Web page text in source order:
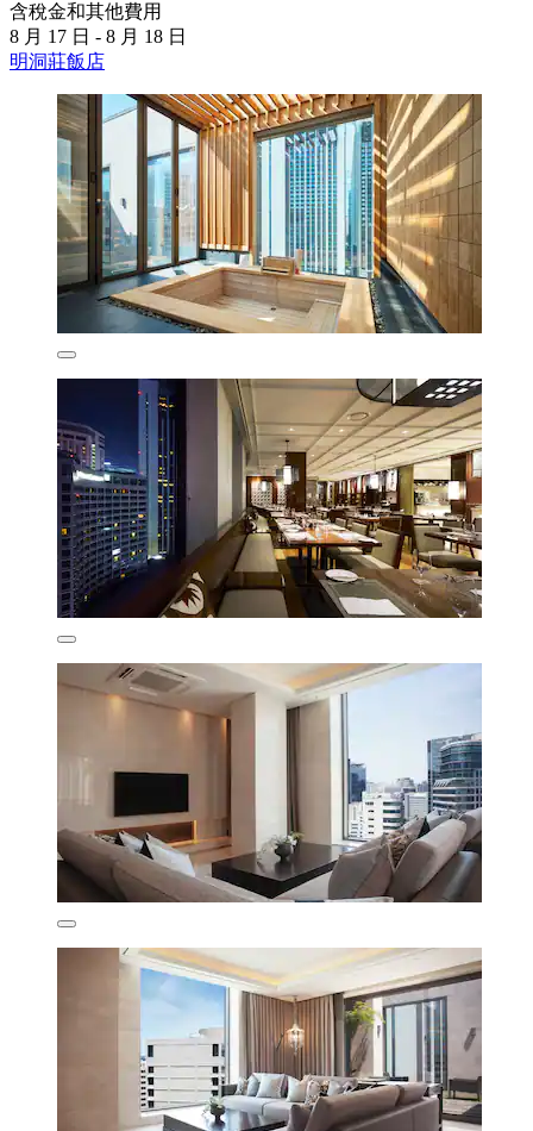
含稅金和其他費用
8 月 17 日 - 8 月 18 日
明洞莊飯店